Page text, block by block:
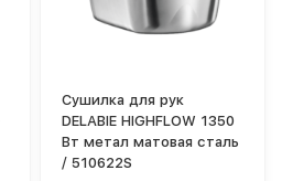
Сушилка для рук
DELABIE HIGHFLOW 1350
Вт метал матовая сталь
/ 510622S